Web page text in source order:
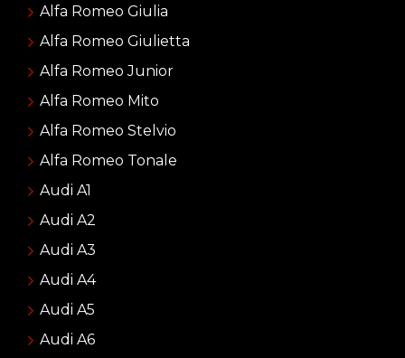
Alfa Romeo Giulia
Alfa Romeo Giulietta
Alfa Romeo Junior
Alfa Romeo Mito
Alfa Romeo Stelvio
Alfa Romeo Tonale
Audi A1
Audi A2
Audi A3
Audi A4
Audi A5
Audi A6